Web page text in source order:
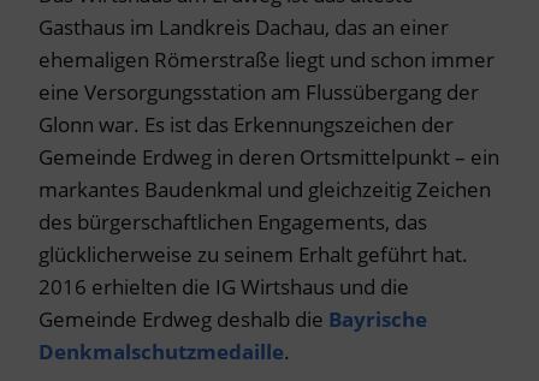
Gasthaus im Landkreis Dachau, das an einer
ehemaligen Römerstraße liegt und schon immer
eine Versorgungsstation am Flussübergang der
Glonn war. Es ist das Erkennungszeichen der
Gemeinde Erdweg in deren Ortsmittelpunkt – ein
markantes Baudenkmal und gleichzeitig Zeichen
des bürgerschaftlichen Engagements, das
glücklicherweise zu seinem Erhalt geführt hat.
2016 erhielten die IG Wirtshaus und die
Gemeinde Erdweg deshalb die Bayrische
Denkmalschutzmedaille.